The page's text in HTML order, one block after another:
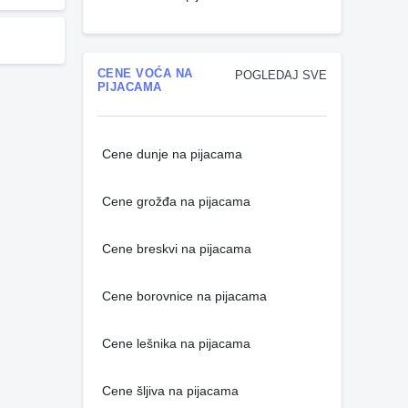
POGLEDAJ SVE
CENE VOĆA NA
PIJACAMA
Cene dunje na pijacama
Cene grožđa na pijacama
Cene breskvi na pijacama
Cene borovnice na pijacama
Cene lešnika na pijacama
Cene šljiva na pijacama